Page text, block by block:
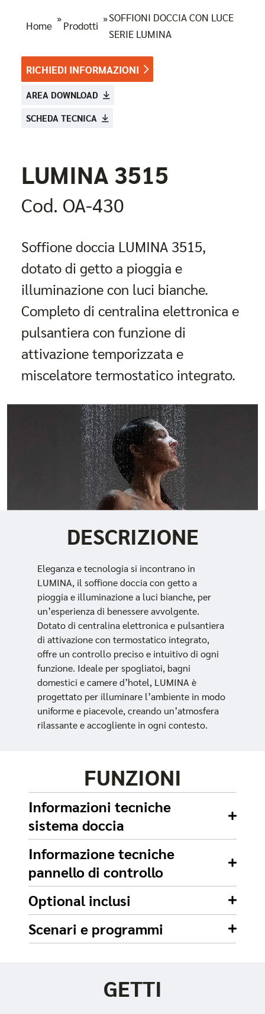
Home
»
Prodotti
»SOFFIONI DOCCIA CON LUCE
SERIE LUMINA
RICHIEDI INFORMAZIONI
AREA DOWNLOAD
SCHEDA TECNICA
LUMINA 3515
Cod. OA-430
Soffione doccia LUMINA 3515,
dotato di getto a pioggia e
illuminazione con luci bianche.
Completo di centralina elettronica e
pulsantiera con funzione di
attivazione temporizzata e
miscelatore termostatico integrato.
DESCRIZIONE
Eleganza e tecnologia si incontrano in
LUMINA, il soffione doccia con getto a
pioggia e illuminazione a luci bianche, per
un’esperienza di benessere avvolgente.
Dotato di centralina elettronica e pulsantiera
di attivazione con termostatico integrato,
offre un controllo preciso e intuitivo di ogni
funzione. Ideale per spogliatoi, bagni
domestici e camere d’hotel, LUMINA è
progettato per illuminare l’ambiente in modo
uniforme e piacevole, creando un’atmosfera
rilassante e accogliente in ogni contesto.
FUNZIONI
Informazioni tecniche
sistema doccia
Informazione tecniche
pannello di controllo
Optional inclusi
Scenari e programmi
GETTI